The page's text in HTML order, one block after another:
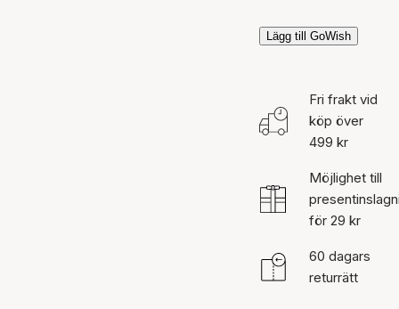
Lägg till GoWish
Fri frakt vid
köp över
499 kr
Möjlighet till
för 29 kr
60 dagars
returrätt